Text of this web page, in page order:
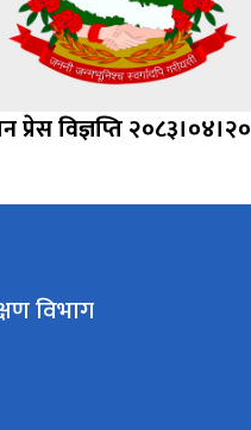
प्रेस विज्ञप्ति २०८३।०४।२०
विभाग​